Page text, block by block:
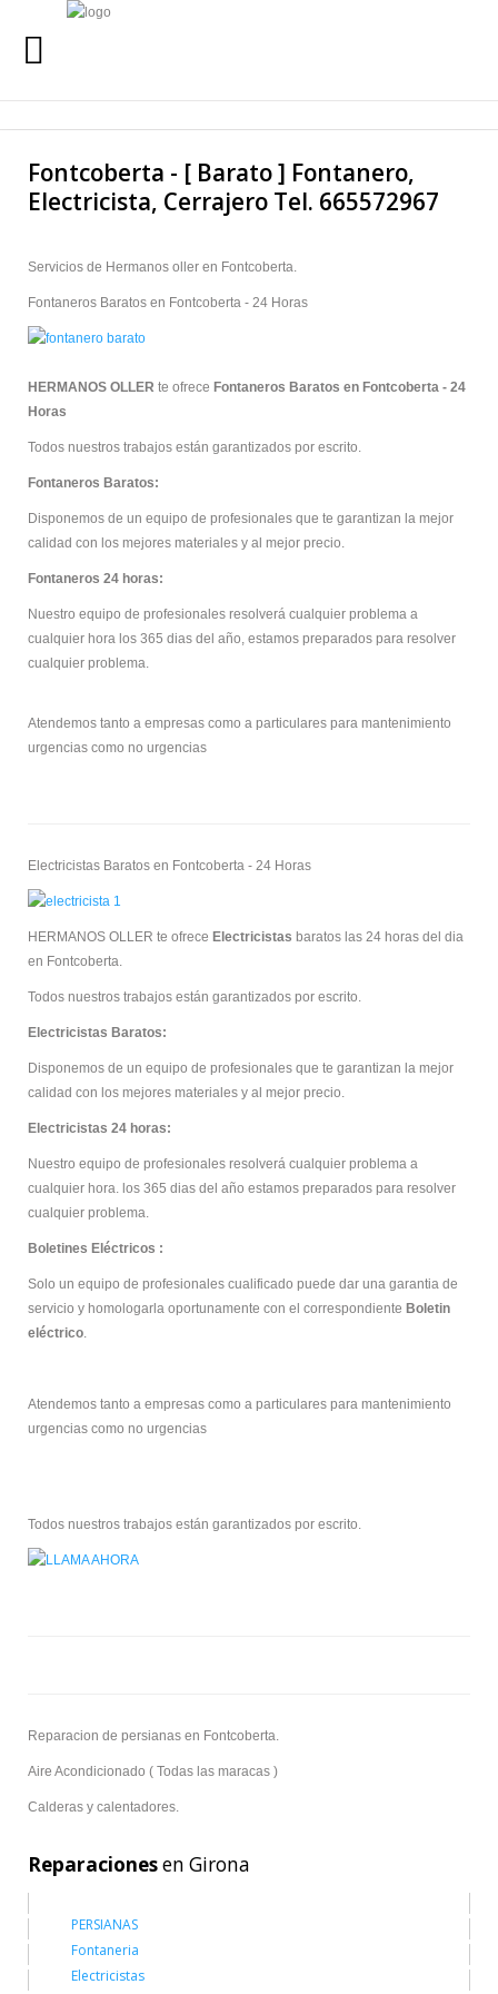
INICIO
SERVICIOS
QUIENES SOMOS
URGENCIAS24 HORAS
LLAMANOS AL
Fontcoberta - [ Barato ] Fontanero,
Electricista, Cerrajero Tel. 665572967
Servicios de Hermanos oller en Fontcoberta.
Fontaneros Baratos en Fontcoberta - 24 Horas
HERMANOS OLLER te ofrece Fontaneros Baratos en Fontcoberta - 24
Horas
Todos nuestros trabajos están garantizados por escrito.
Fontaneros Baratos:
Disponemos de un equipo de profesionales que te garantizan la mejor
calidad con los mejores materiales y al mejor precio.
Fontaneros 24 horas:
Nuestro equipo de profesionales resolverá cualquier problema a
cualquier hora los 365 dias del año, estamos preparados para resolver
cualquier problema.
Atendemos tanto a empresas como a particulares para mantenimiento
urgencias como no urgencias
Electricistas Baratos en Fontcoberta - 24 Horas
HERMANOS OLLER te ofrece Electricistas baratos las 24 horas del dia
en Fontcoberta.
Todos nuestros trabajos están garantizados por escrito.
Electricistas Baratos:
Disponemos de un equipo de profesionales que te garantizan la mejor
calidad con los mejores materiales y al mejor precio.
Electricistas 24 horas:
Nuestro equipo de profesionales resolverá cualquier problema a
cualquier hora. los 365 dias del año estamos preparados para resolver
cualquier problema.
Boletines Eléctricos :
Solo un equipo de profesionales cualificado puede dar una garantia de
servicio y homologarla oportunamente con el correspondiente Boletin
eléctrico
Atendemos tanto a empresas como a particulares para mantenimiento
urgencias como no urgencias
Todos nuestros trabajos están garantizados por escrito.
Reparacion de persianas en Fontcoberta.
Aire Acondicionado ( Todas las maracas )
Calderas y calentadores.
Reparacionesen Girona
PERSIANAS
Fontaneria
Electricistas